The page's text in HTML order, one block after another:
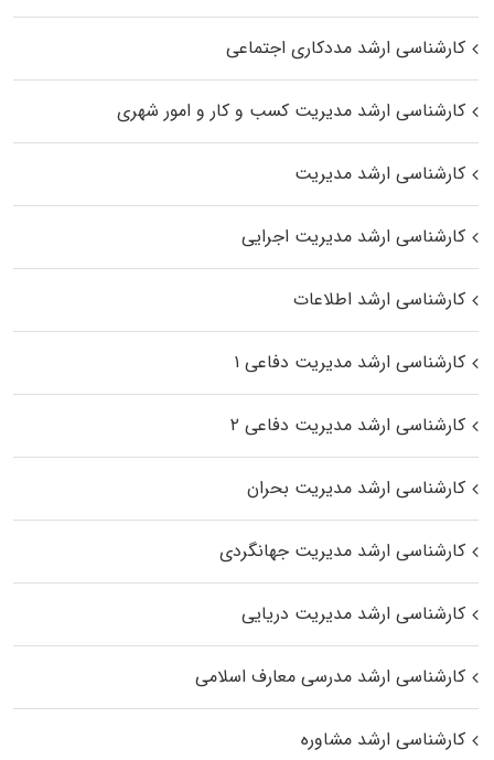
کارشناسی ارشد مددکاری اجتماعی
کارشناسی ارشد مدیریت کسب و کار و امور شهری
کارشناسی ارشد مدیریت
کارشناسی ارشد مدیریت اجرایی
کارشناسی ارشد اطلاعات
کارشناسی ارشد مدیریت دفاعی ۱
کارشناسی ارشد مدیریت دفاعی ۲
کارشناسی ارشد مدیریت بحران
کارشناسی ارشد مدیریت جهانگردی
کارشناسی ارشد مدیریت دریایی
کارشناسی ارشد مدرسی معارف اسلامی
کارشناسی ارشد مشاوره